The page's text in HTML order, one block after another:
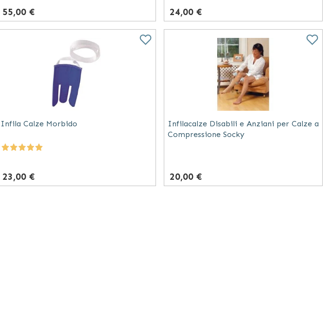
55,00 € 24,00 €
Infila Calze Morbido
23,00 €
Infilacalze Disabili e Anziani per Calze a
Compressione Socky
20,00 €